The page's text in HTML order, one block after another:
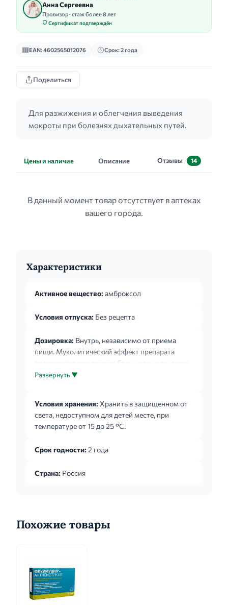
Анна Сергеевна
Провизор · стаж более 8 лет
Сертификат подтверждён
EAN: 4602565012076 Срок: 2 года
Поделиться
Для разжижения и облегчения выведения
мокроты при болезнях дыхательных путей.
Цены и наличие Описание Отзывы 14
В данный момент товар отсутствует в аптеках
вашего города.
Характеристики
Активное вещество: амброксол
Условия отпуска: Без рецепта
Дозировка: Внутрь, независимо от приема
пищи. Муколитический эффект препарата
проявляется при приеме большого количества
жидкости, поэтому во время лечения
сном. 1 дозировочная или чайная ложка (5 мл)
сиропа содержит 15 мг амброксола
гидрохлорида. Ложка двухсторонняя
содержащей 5 мл сиропа и маленькой ложки,
маленькая дозировочная ложка (1/2...
Развернуть ▼
Условия хранения: Хранить в защищенном от
света, недоступном для детей месте, при
температуре от 15 до 25 °С.
Срок годности: 2 года
Страна: Россия
Похожие товары